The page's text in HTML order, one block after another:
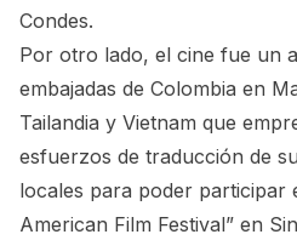
Condes.
Por otro lado, el cine fue un
embajadas de Colombia en
Tailandia y Vietnam que
esfuerzos de traducción de
locales para poder participar
American Film Festival” en